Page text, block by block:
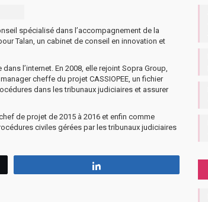
spécialisé dans l’accompagnement de la
Talan, un cabinet de conseil en innovation et
l’internet. En 2008, elle rejoint Sopra Group,
cheffe du projet CASSIOPEE, un fichier
dans les tribunaux judiciaires et assurer
de projet de 2015 à 2016 et enfin comme
civiles gérées par les tribunaux judiciaires